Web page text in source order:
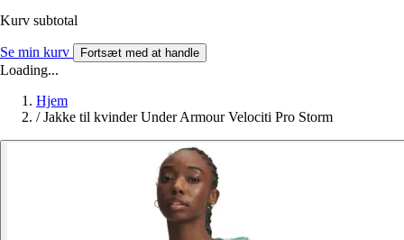
Kurv subtotal
Se min kurv Fortsæt med at handle
Loading...
Hjem
/ Jakke til kvinder Under Armour Velociti Pro Storm